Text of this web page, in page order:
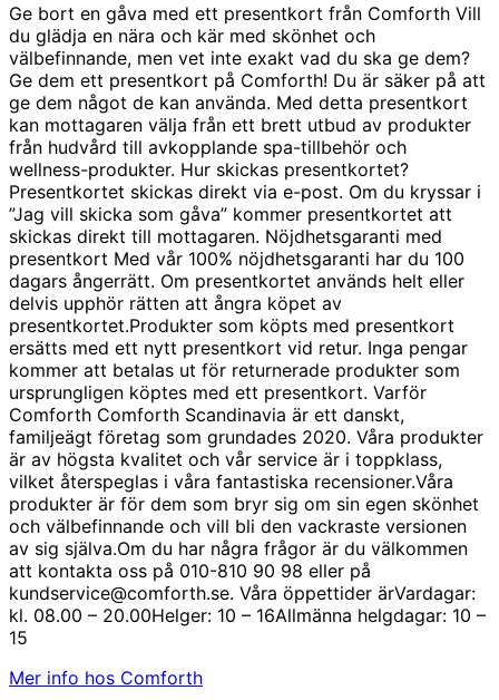
Ge bort en gåva med ett presentkort från Comforth Vill
du glädja en nära och kär med skönhet och
välbefinnande, men vet inte exakt vad du ska ge dem?
Ge dem ett presentkort på Comforth! Du är säker på att
ge dem något de kan använda. Med detta presentkort
kan mottagaren välja från ett brett utbud av produkter
från hudvård till avkopplande spa-tillbehör och
wellness-produkter. Hur skickas presentkortet?
Presentkortet skickas direkt via e-post. Om du kryssar i
”Jag vill skicka som gåva” kommer presentkortet att
skickas direkt till mottagaren. Nöjdhetsgaranti med
presentkort Med vår 100% nöjdhetsgaranti har du 100
dagars ångerrätt. Om presentkortet används helt eller
delvis upphör rätten att ångra köpet av
presentkortet.Produkter som köpts med presentkort
ersätts med ett nytt presentkort vid retur. Inga pengar
kommer att betalas ut för returnerade produkter som
ursprungligen köptes med ett presentkort. Varför
Comforth Comforth Scandinavia är ett danskt,
familjeägt företag som grundades 2020. Våra produkter
är av högsta kvalitet och vår service är i toppklass,
vilket återspeglas i våra fantastiska recensioner.Våra
produkter är för dem som bryr sig om sin egen skönhet
och välbefinnande och vill bli den vackraste versionen
av sig själva.Om du har några frågor är du välkommen
att kontakta oss på 010-810 90 98 eller på
kundservice@comforth.se. Våra öppettider ärVardagar:
kl. 08.00 – 20.00Helger: 10 – 16Allmänna helgdagar: 10 –
15
Mer info hos Comforth